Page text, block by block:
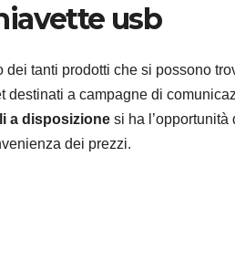
usb
dei tanti prodotti che si possono
a campagne di
a disposizione si ha
dei prezzi.